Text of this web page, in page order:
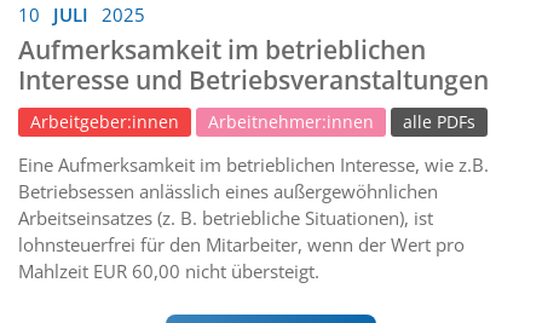
10 JULI 2025
Aufmerksamkeit im betrieblichen
Interesse und Betriebsveranstaltungen
Arbeitgeber:innen Arbeitnehmer:innen alle PDFs
Eine Aufmerksamkeit im betrieblichen Interesse, wie z.B.
Betriebsessen anlässlich eines außergewöhnlichen
Arbeitseinsatzes (z. B. betriebliche Situationen), ist
lohnsteuerfrei für den Mitarbeiter, wenn der Wert pro
Mahlzeit EUR 60,00 nicht übersteigt.